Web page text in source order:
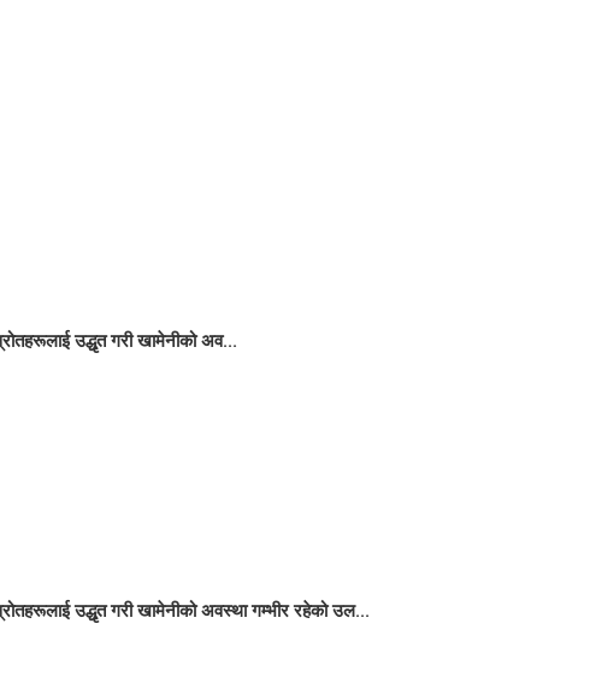
उद्धृत गरी खामेनीको अव...
उद्धृत गरी खामेनीको अवस्था गम्भीर रहेको उल...